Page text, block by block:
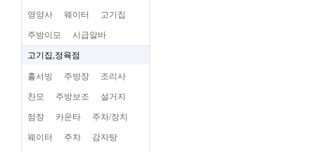
영양사 웨이터 고기집
주방이모 시급알바
고기집,정육점
홀서빙 주방장 조리사
찬모 주방보조 설거지
점장 카운타 주차/장치
웨이터 주차 감자탕